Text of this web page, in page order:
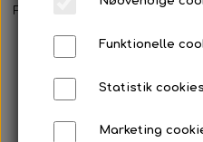
Forside Fordson
Funktionelle
Statistik cookies
Marketing